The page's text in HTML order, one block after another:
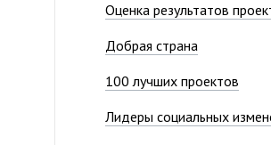
Оценка результатов
Добрая страна
100 лучших проектов
Лидеры социальных